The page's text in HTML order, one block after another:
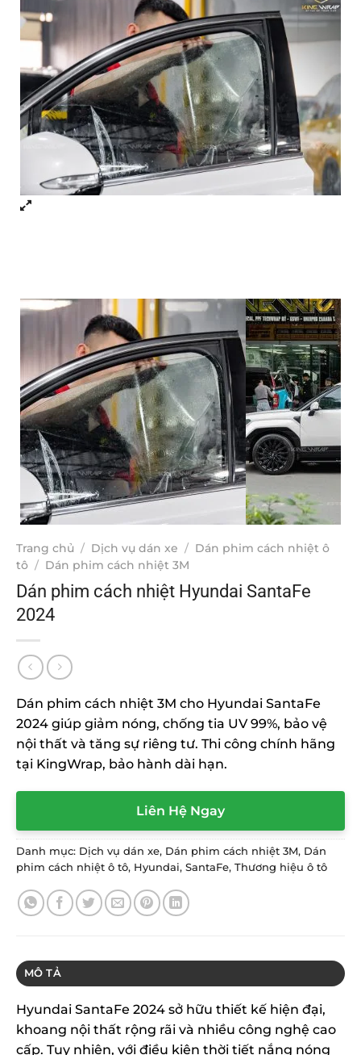
Trang chủ / Dịch vụ dán xe / Dán phim cách nhiệt ô
tô / Dán phim cách nhiệt 3M
Dán phim cách nhiệt Hyundai SantaFe
2024
Dán phim cách nhiệt 3M cho Hyundai SantaFe
2024 giúp giảm nóng, chống tia UV 99%, bảo vệ
nội thất và tăng sự riêng tư. Thi công chính hãng
tại KingWrap, bảo hành dài hạn.
Liên Hệ Ngay
Danh mục: Dịch vụ dán xe, Dán phim cách nhiệt 3M, Dán
phim cách nhiệt ô tô, Hyundai, SantaFe, Thương hiệu ô tô
MÔ TẢ
Hyundai SantaFe 2024 sở hữu thiết kế hiện đại,
khoang nội thất rộng rãi và nhiều công nghệ cao
cấp. Tuy nhiên, với điều kiện thời tiết nắng nóng